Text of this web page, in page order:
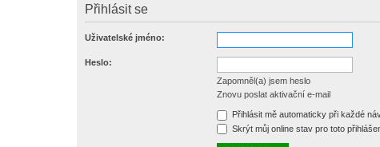
Přihlásit se
Uživatelské jméno:
Heslo:
Zapomněl(a) jsem heslo
Znovu poslat aktivační e-mail
Přihlásit mě automaticky při každé
Skrýt můj online stav pro toto